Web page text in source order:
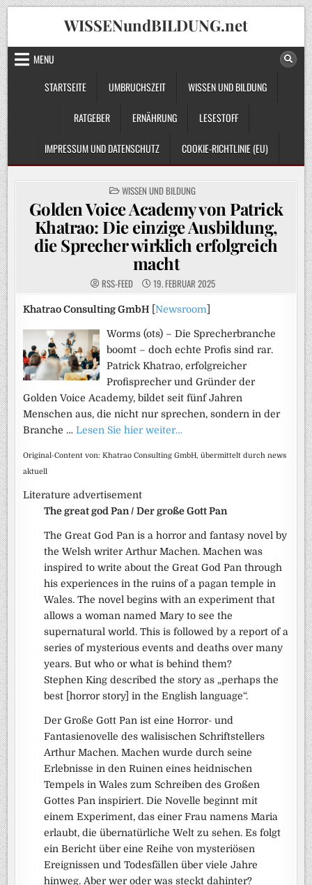
Skip
to
content
WISSENundBILDUNG.net
MENU
STARTSEITE
UMBRUCHSZEIT WISSEN UND BILDUNG
RATGEBER ERNÄHRUNG LESESTOFF
IMPRESSUM UND DATENSCHUTZ COOKIE-RICHTLINIE (EU)
POSTED
IN
WISSEN UND BILDUNG
Golden Voice Academy von Patrick
Khatrao: Die einzige Ausbildung,
die Sprecher wirklich erfolgreich
macht
RSS-FEED 19. FEBRUAR 2025
Khatrao Consulting GmbH [Newsroom
Worms (ots) – Die Sprecherbranche
boomt – doch echte Profis sind rar.
Patrick Khatrao, erfolgreicher
Profisprecher und Gründer der
Golden Voice Academy, bildet seit fünf Jahren
Menschen aus, die nicht nur sprechen, sondern in der
Branche …Lesen Sie hier weiter…
Original-Content von: Khatrao Consulting GmbH, übermittelt durch news
aktuell
Literature advertisement
The great god Pan / Der große Gott Pan
The Great God Pan is a horror and fantasy novel by
the Welsh writer Arthur Machen. Machen was
inspired to write about the Great God Pan through
his experiences in the ruins of a pagan temple in
Wales. The novel begins with an experiment that
allows a woman named Mary to see the
supernatural world. This is followed by a report of a
series of mysterious events and deaths over many
years. But who or what is behind them?
Stephen King described the story as „perhaps the
best [horror story] in the English language“.
Der Große Gott Pan ist eine Horror- und
Fantasienovelle des walisischen Schriftstellers
Arthur Machen. Machen wurde durch seine
Erlebnisse in den Ruinen eines heidnischen
Tempels in Wales zum Schreiben des Großen
Gottes Pan inspiriert. Die Novelle beginnt mit
einem Experiment, das einer Frau namens Maria
erlaubt, die übernatürliche Welt zu sehen. Es folgt
ein Bericht über eine Reihe von mysteriösen
Ereignissen und Todesfällen über viele Jahre
hinweg. Aber wer oder was steckt dahinter?